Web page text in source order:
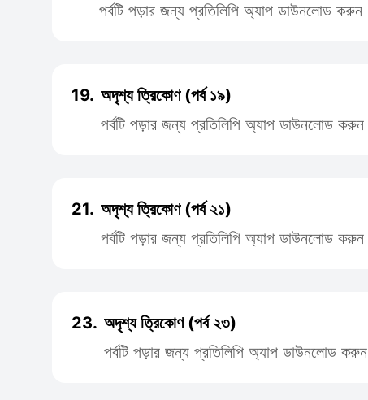
পর্বটি পড়ার জন্য প্রতিলিপি অ্যাপ ডাউনলোড করুন
19. অদৃশ্য ত্রিকোণ (পর্ব ১৯)
পর্বটি পড়ার জন্য প্রতিলিপি অ্যাপ ডাউনলোড করুন
21. অদৃশ্য ত্রিকোণ (পর্ব ২১)
পর্বটি পড়ার জন্য প্রতিলিপি অ্যাপ ডাউনলোড করুন
23. অদৃশ্য ত্রিকোণ (পর্ব ২৩)
পর্বটি পড়ার জন্য প্রতিলিপি অ্যাপ ডাউনলোড করুন